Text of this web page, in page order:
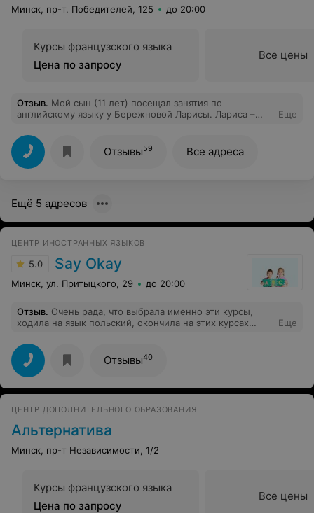
Минск, пр-т. Победителей, 125 до 20:00
Курсы французского языка
Цена по запросу
Все цены
Отзыв. Мой сын (11 лет) посещал занятия по
английскому языку у Бережновой Ларисы. Лариса –
требовательная и разговаривает с детьми на одном
языке, у ребенка ни разу не появилась мысль о том,
что он не хочет пойти на занятия, а это, я считаю, о
многом говорит. Несмотря на то, что мой ребенок не
тест. Огромная благодарность Ларисе и надеюсь мы
Еще
Отзывы59 Все адреса
Ещё 5 адресов
ЦЕНТР ИНОСТРАННЫХ ЯЗЫКОВ
5.0 Say Okay
Минск, ул. Притыцкого, 29 до 20:00
Отзыв. Очень рада, что выбрала именно эти курсы,
ходила на язык польский, окончила на этих курсах
именно на этих курсах. Безумно благодарно своей
преподавательнице Иннесе, каждое занятие было в
удовольствие, я и не думала, что буду владеть
польским на таком уровне, на котором владению
сейчас. Спасибо Sayokay.
Еще
Отзывы40
ЦЕНТР ДОПОЛНИТЕЛЬНОГО ОБРАЗОВАНИЯ
Альтернатива
Минск, пр-т Независимости, 1/2
Курсы французского языка
Цена по запросу
Все цены